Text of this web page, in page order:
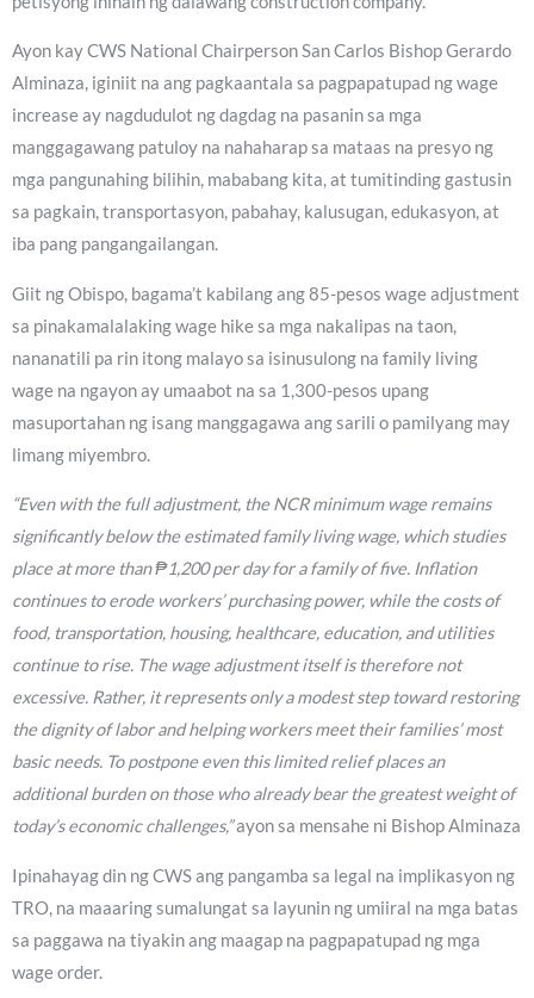
Ayon kay CWS National Chairperson San Carlos Bishop Gerardo
Alminaza, iginiit na ang pagkaantala sa pagpapatupad ng wage
increase ay nagdudulot ng dagdag na pasanin sa mga
manggagawang patuloy na nahaharap sa mataas na presyo ng
mga pangunahing bilihin, mababang kita, at tumitinding gastusin
sa pagkain, transportasyon, pabahay, kalusugan, edukasyon, at
iba pang pangangailangan.
Giit ng Obispo, bagama’t kabilang ang 85-pesos wage adjustment
sa pinakamalalaking wage hike sa mga nakalipas na taon,
nananatili pa rin itong malayo sa isinusulong na family living
wage na ngayon ay umaabot na sa 1,300-pesos upang
masuportahan ng isang manggagawa ang sarili o pamilyang may
limang miyembro.
“Even with the full adjustment, the NCR minimum wage remains
significantly below the estimated family living wage, which studies
place at more than ₱1,200 per day for a family of five. Inflation
continues to erode workers’ purchasing power, while the costs of
food, transportation, housing, healthcare, education, and utilities
continue to rise. The wage adjustment itself is therefore not
excessive. Rather, it represents only a modest step toward restoring
the dignity of labor and helping workers meet their families’ most
basic needs. To postpone even this limited relief places an
additional burden on those who already bear the greatest weight of
today’s economic challenges,”ayon sa mensahe ni Bishop Alminaza
Ipinahayag din ng CWS ang pangamba sa legal na implikasyon ng
TRO, na maaaring sumalungat sa layunin ng umiiral na mga batas
sa paggawa na tiyakin ang maagap na pagpapatupad ng mga
wage order.